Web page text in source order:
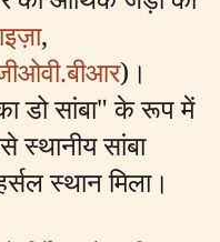
,
)।
डो सांबा" के रूप में
स्थानीय सांबा
स्थान मिला।